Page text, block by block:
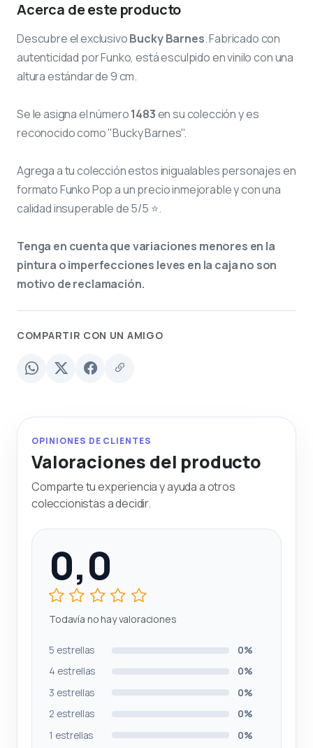
Acerca de este producto
Descubre el exclusivoBucky Barnes. Fabricado con
autenticidad por Funko, está esculpido en vinilo con una
altura estándar de 9 cm.
Se le asigna el número1483en su colección y es
reconocido como "Bucky Barnes".
Agrega a tu colección estos inigualables personajes en
formato Funko Pop a un precio inmejorable y con una
calidad insuperable de 5/5 ⭐.
Tenga en cuenta que variaciones menores en la
pintura o imperfecciones leves en la caja no son
motivo de reclamación.
COMPARTIR CON UN AMIGO
OPINIONES DE CLIENTES
Valoraciones del producto
Comparte tu experiencia y ayuda a otros
coleccionistas a decidir.
0,0
Todavía no hay valoraciones
5 estrellas
0%
4 estrellas
0%
3 estrellas
0%
2 estrellas
0%
1 estrellas
0%